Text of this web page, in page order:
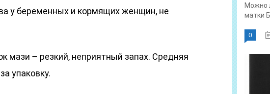
у беременных и кормящих женщин, не
мази – резкий, неприятный запах. Средняя
упаковку.
Можно
матки
0